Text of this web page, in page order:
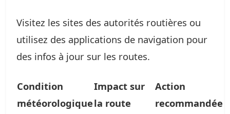
Visitez les sites des autorités routières ou
utilisez des applications de navigation pour
des infos à jour sur les routes.
Condition
météorologique
Impact sur
la route
Action
recommandée